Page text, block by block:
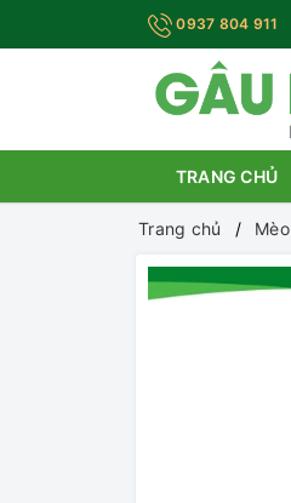
0937 804 911
TRANG CHỦ
Trang chủ Mèo